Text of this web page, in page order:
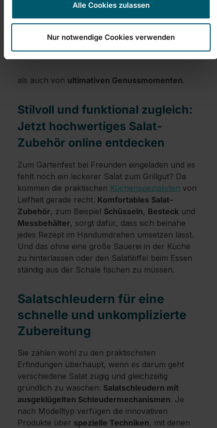
Alle Cookies zulassen
Nur notwendige Cookies verwenden
Salat-Dressing-Shakern
kauft, profitiert sowohl von einermühelosen
Vorbereitungseiner Lieblingssalate
als auch von ultimativen Genussmomenten.
Stilvoll und funktional zugleich:
Jetzt hochwertiges Salat-
Zubehör online entdecken
Zum Gartenfest bei Freunden eingeladen und es
fehlt noch ein leckerer Salat zum Grillgut? Da
kommen die praktischen Küchenspezialisten von
Leifheit gerade recht. Komfortables Salat-
Zubehör, zum Beispiel Schüsseln, Besteck und
Messbehälter, sorgt dafür, dass sich beinahe
jedes Rezept im Handumdrehen umsetzen lässt.
Und das ohne eine große Sauerei in der Küche
zu hinterlassen oder den Salatlöffel beim Essen
ständig aus der Schale fischen zu müssen.
Salatschleudern für eine
schnelle und unkomplizierte
Zubereitung
Sie zählen wohl zu den praktischsten
Erfindungen überhaupt, wenn es darum geht
verschiedene Salat zügig und gleichzeitig
gründlich zu waschen: Salatschleudern mit
ausgeklügelten Schleudermechanismen. Je
nach Modelltyp verfügen die innovativen
Produkte über spezielle Techniken, mit denen